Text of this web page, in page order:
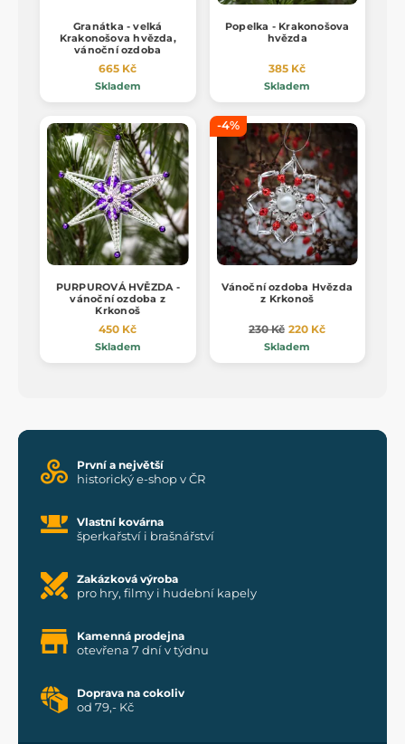
Granátka - velká
Krakonošova hvězda,
vánoční ozdoba
665 Kč
Skladem
Popelka - Krakonošova
hvězda
385 Kč
Skladem
PURPUROVÁ HVĚZDA -
vánoční ozdoba z
Krkonoš
450 Kč
Skladem
-4%
Vánoční ozdoba Hvězda
z Krkonoš
230 Kč 220 Kč
Skladem
První a největší
historický e-shop v ČR
Vlastní kovárna
šperkařství i brašnářství
Zakázková výroba
pro hry, filmy i hudební kapely
Kamenná prodejna
otevřena 7 dní v týdnu
Doprava na cokoliv
od 79,- Kč